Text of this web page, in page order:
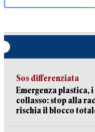
Sos differenziata
Emergenza plastica,
collasso: stop alla
rischia il blocco